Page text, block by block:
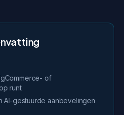
of
runt
AI-gestuurde aanbevelingen